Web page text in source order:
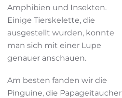
Amphibien und Insekten.
Einige Tierskelette, die
ausgestellt wurden, konnte
man sich mit einer Lupe
genauer anschauen.
Am besten fanden wir die
Pinguine, die